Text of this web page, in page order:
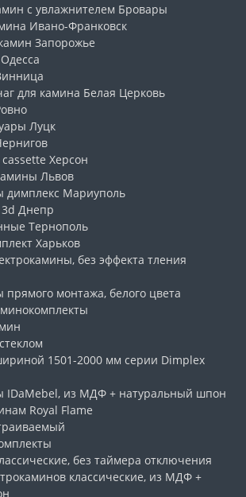
с увлажнителем Бровары
Ивано-Франковск
Запорожье
Одесса
для камина Белая Церковь
Луцк
Херсон
Львов
димплекс Мариуполь
Днепр
Тернополь
Харьков
без эффекта тления
монтажа, белого цвета
1501-2000 мм серии Dimplex
IDaMebel, из МДФ + натуральный шпон
Royal Flame
без таймера отключения
классические, из МДФ +